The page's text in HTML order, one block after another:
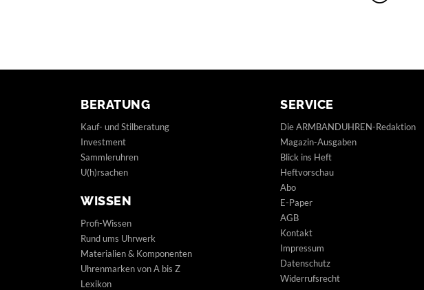
BERATUNG
Kauf- und Stilberatung
Investment
Sammleruhren
U(h)rsachen
WISSEN
Profi-Wissen
Rund ums Uhrwerk
Materialien & Komponenten
Uhrenmarken von A bis Z
Lexikon
SERVICE
Die ARMBANDUHREN-Redaktion
Magazin-Ausgaben
Blick ins Heft
Heftvorschau
Abo
E-Paper
AGB
Kontakt
Impressum
Datenschutz
Widerrufsrecht